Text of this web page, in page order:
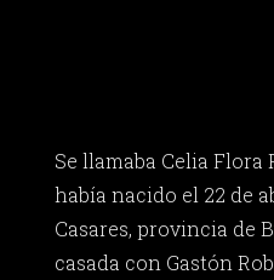
Se llamaba Celia Flora
había nacido el 22 de
Casares, provincia de
casada con Gastón